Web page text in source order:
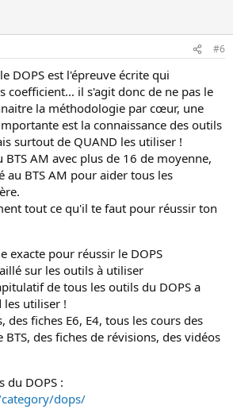
#6
DOPS est l'épreuve écrite qui
coefficient... il s'agit donc de ne pas le
la méthodologie par cœur, une
est la connaissance des outils
surtout de QUAND les utiliser !
AM avec plus de 16 de moyenne,
au BTS AM pour aider tous les
tout ce qu'il te faut pour réussir ton
exacte pour réussir le DOPS
sur les outils à utiliser
de tous les outils du DOPS a
les utiliser !
des fiches E6, E4, tous les cours des
BTS, des fiches de révisions, des vidéos
du DOPS :
dops/